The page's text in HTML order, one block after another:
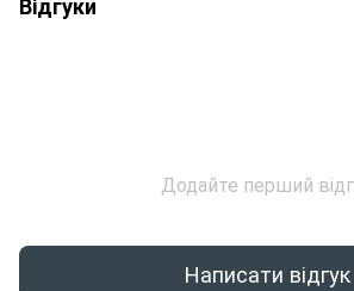
Додайте перший
Написати відгук